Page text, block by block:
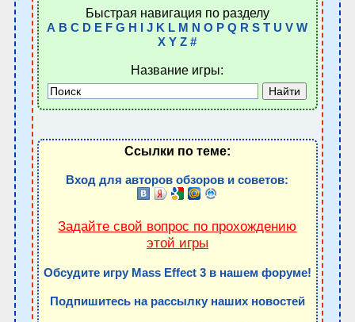
Быстрая навигация по разделу
A B C D E F G H J K L M N O P Q R S T U V W
X Y Z #
Название игры:
Ссылки по теме:
Вход для авторов обзоров и советов:
Задайте свой вопрос по прохождению
этой игры
Обсудите игру Mass Effect 3 в нашем форуме!
Подпишитесь на рассылку наших новостей